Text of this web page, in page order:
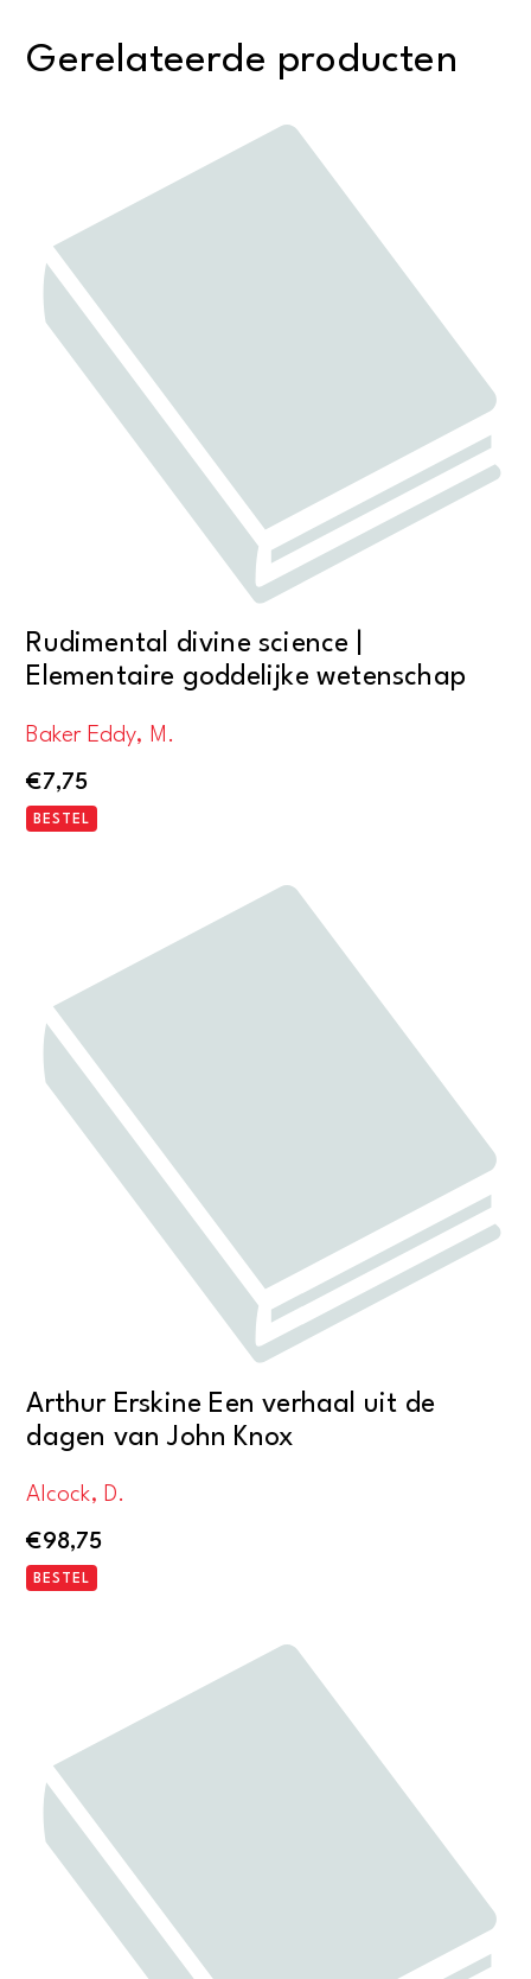
Gerelateerde producten
Rudimental divine science |
Elementaire goddelijke wetenschap
Baker Eddy, M.
€7,75
BESTEL
Arthur Erskine Een verhaal uit de
dagen van John Knox
Alcock, D.
€98,75
BESTEL